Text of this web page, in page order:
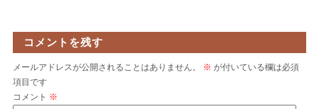
コメントを残す
メールアドレスが公開されることはありません。 ※ が付いている欄は必須
項目です
コメント ※